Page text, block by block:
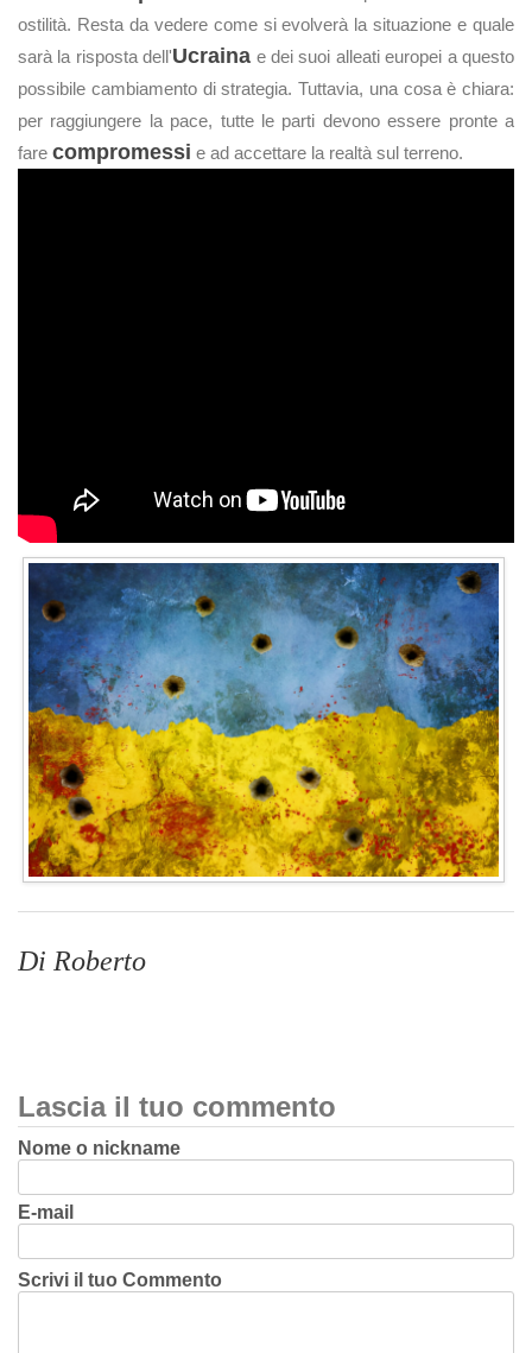
ostilità. Resta da vedere come si evolverà la situazione e quale
sarà la risposta dell'Ucraina e dei suoi alleati europei a questo
possibile cambiamento di strategia. Tuttavia, una cosa è chiara:
per raggiungere la pace, tutte le parti devono essere pronte a
fare compromessi e ad accettare la realtà sul terreno.
Di Roberto
Lascia il tuo commento
Nome o nickname
E-mail
Scrivi il tuo Commento